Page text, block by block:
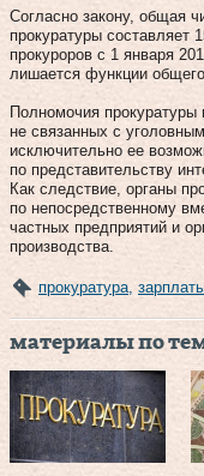
Согласно закону, общая
прокуратуры составляет
прокуроров с 1 января
лишается функции
Полномочия
не связанных с
исключительно ее
по представительству
Как следствие, органы
по непосредственному
частных предприятий и
производства.
прокуратура
материалы по